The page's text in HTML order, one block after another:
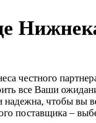
честного
все Ваши
надежна, чтобы вы
поставщика –